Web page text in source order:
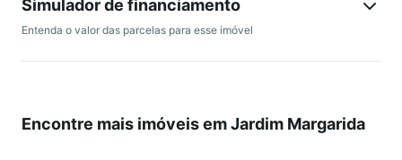
Simulador de financiamento
Entenda o valor das parcelas para esse imóvel
Encontre mais imóveis em Jardim Margarida